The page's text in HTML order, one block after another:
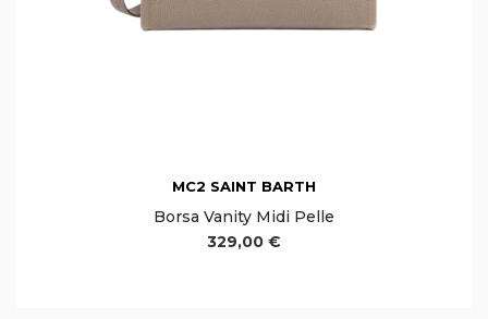
MC2 SAINT BARTH
Borsa Vanity Midi Pelle
329,00 €